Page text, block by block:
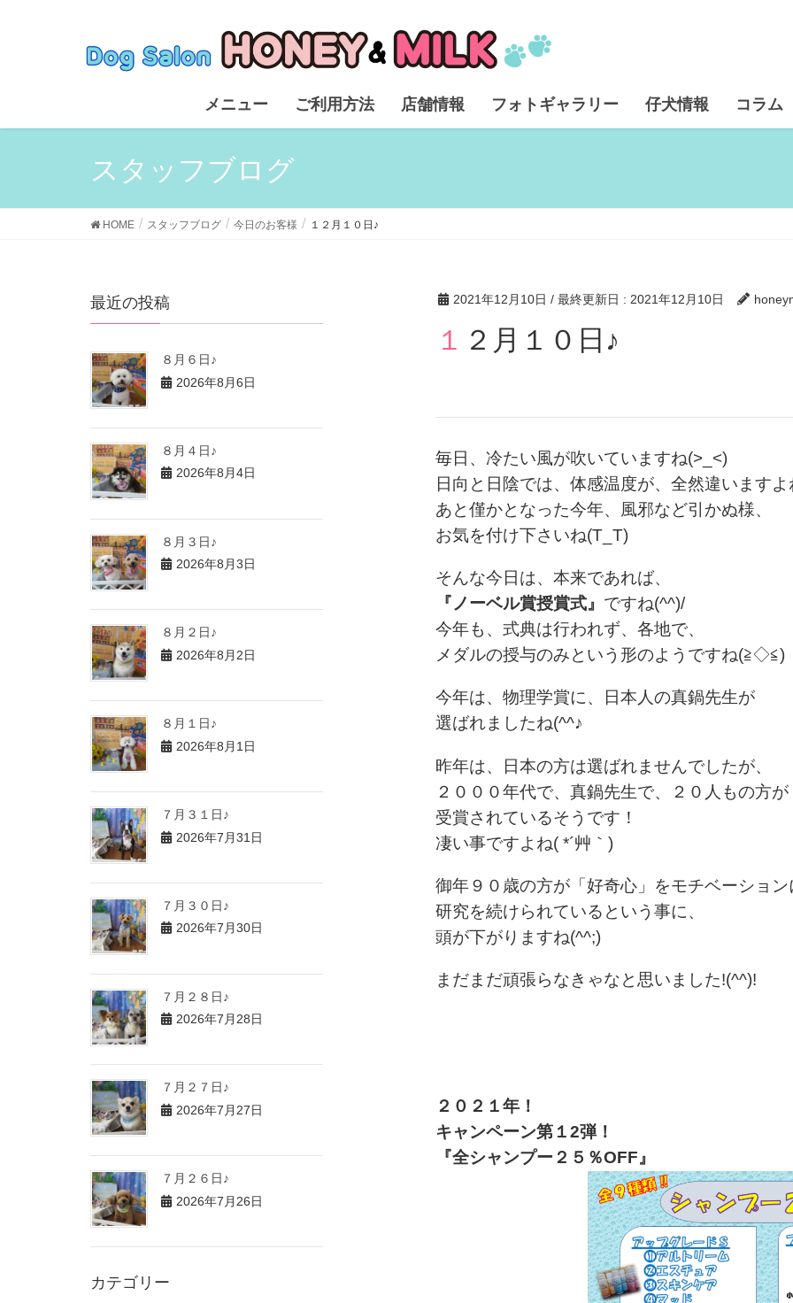
メニュー ご利用方法 店舗情報 フォトギャラリー 仔犬情報 コラム
スタッフブログ
HOME スタッフブログ 今日のお客様 １２月１０日♪
2021年12月10日 / 最終更新日 : 2021年12月10日
１２月１０日♪
毎日、冷たい風が吹いていますね(>_<)
日向と日陰では、体感温度が、全然違いますよ
あと僅かとなった今年、風邪など引かぬ様、
お気を付け下さいね(T_T)
そんな今日は、本来であれば、
『ノーベル賞授賞式』 ですね(^^)/
今年も、式典は行われず、各地で、
メダルの授与のみという形のようですね(≧◇≦)
今年は、物理学賞に、日本人の真鍋先生が
選ばれましたね(^^♪
昨年は、日本の方は選ばれませんでしたが、
２０００年代で、真鍋先生で、２０人もの方が
受賞されているそうです！
凄い事ですよね( *´艸｀)
御年９０歳の方が「好奇心」をモチベーション
研究を続けられているという事に、
頭が下がりますね(^^;)
まだまだ頑張らなきゃなと思いました!(^^)!
２０２１年！
キャンペーン第１2弾！
『全シャンプー２５％OFF 』
最近の投稿
８月６日♪
2026年8月6日
８月４日♪
2026年8月4日
８月３日♪
2026年8月3日
８月２日♪
2026年8月2日
８月１日♪
2026年8月1日
７月３１日♪
2026年7月31日
７月３０日♪
2026年7月30日
７月２８日♪
2026年7月28日
７月２７日♪
2026年7月27日
７月２６日♪
2026年7月26日
カテゴリー